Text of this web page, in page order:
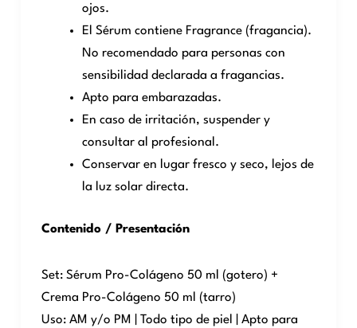
ojos.
El Sérum contiene Fragrance (fragancia).
No recomendado para personas con
sensibilidad declarada a fragancias.
Apto para embarazadas.
En caso de irritación, suspender y
consultar al profesional.
Conservar en lugar fresco y seco, lejos de
la luz solar directa.
Contenido / Presentación
Set: Sérum Pro-Colágeno 50 ml (gotero) +
Crema Pro-Colágeno 50 ml (tarro)
Uso: AM y/o PM | Todo tipo de piel | Apto para